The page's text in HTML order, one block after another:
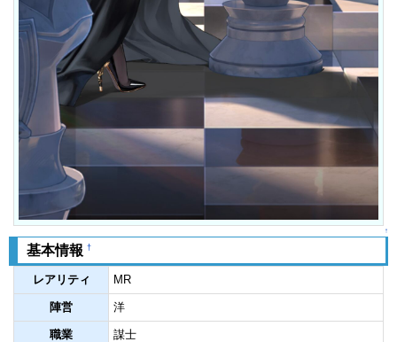
↑
基本情報 †
レアリティ MR
陣営 洋
職業 謀士